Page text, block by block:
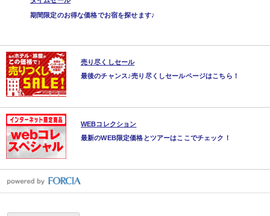
期間限定のお得な価格でお宿を探せます♪
売り尽くしセール
最後のチャンス♪売り尽くしセールページはこちら！
WEBコレクション
最新のWEB限定価格とツアーはここでチェック！